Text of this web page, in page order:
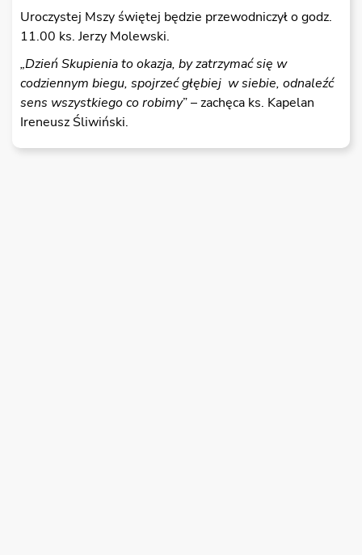
Uroczystej Mszy świętej będzie przewodniczył o godz.
11.00 ks. Jerzy Molewski.
„Dzień Skupienia to okazja, by zatrzymać się w
codziennym biegu, spojrzeć głębiej w siebie, odnaleźć
sens wszystkiego co robimy” – zachęca ks. Kapelan
Ireneusz Śliwiński.